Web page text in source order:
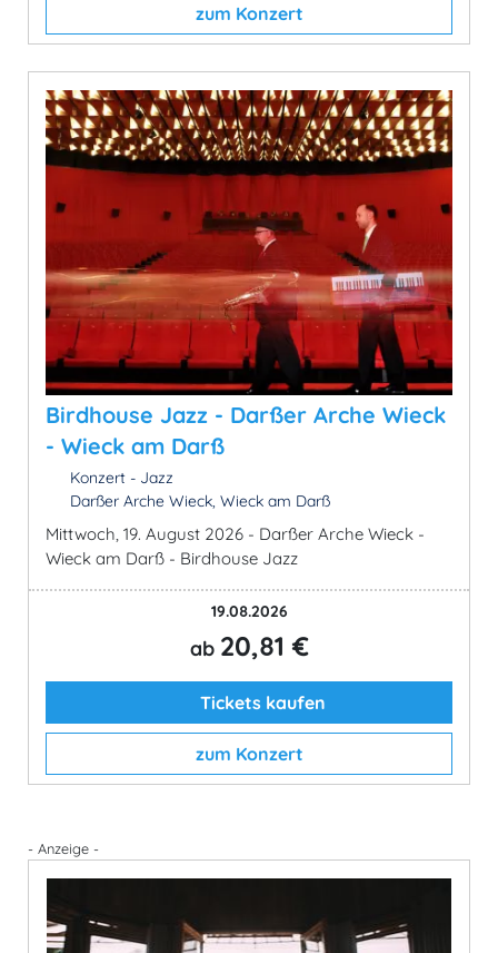
zum Konzert
Birdhouse Jazz - Darßer Arche Wieck
- Wieck am Darß
Konzert - Jazz
Darßer Arche Wieck, Wieck am Darß
Mittwoch, 19. August 2026 - Darßer Arche Wieck -
Wieck am Darß - Birdhouse Jazz
19.08.2026
ab 20,81 €
Tickets kaufen
zum Konzert
- Anzeige -